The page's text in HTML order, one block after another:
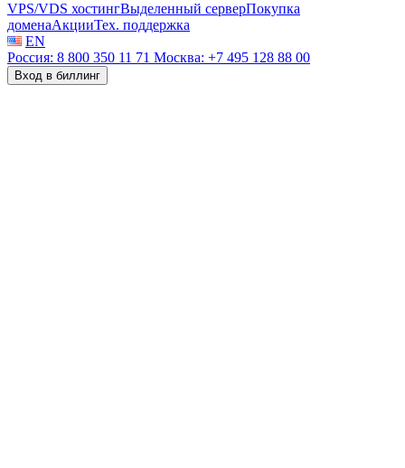
VPS/VDS хостингВыделенный серверПокупка
доменаАкцииТех. поддержка
EN
Россия: 8 800 350 11 71 Москва: +7 495 128 88 00
Вход в биллинг